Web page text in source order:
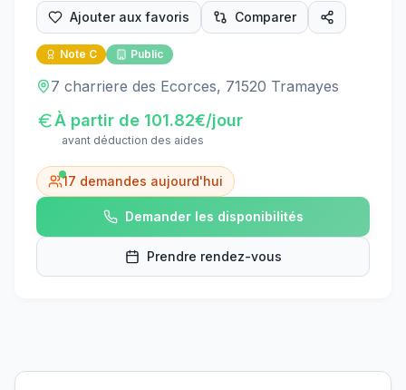
Ajouter aux favoris Comparer
Note C Public
7 charriere des Ecorces, 71520 Tramayes
À partir de 101.82€/jour
avant déduction des aides
17 demandes aujourd'hui
Demander les disponibilités
Prendre rendez-vous